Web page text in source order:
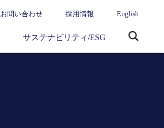
お問い合わせ 採用情報 English
サステナビリティ/ESG